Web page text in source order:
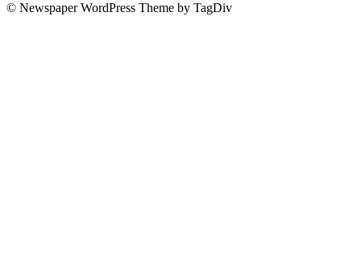
© Newspaper WordPress Theme by TagDiv